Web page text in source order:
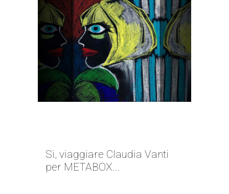
Si, viaggiare Claudia Vanti
per METABOX...